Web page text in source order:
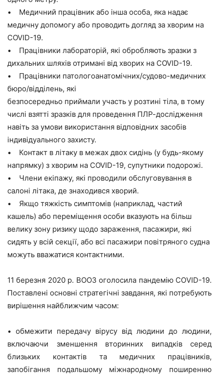
• Медичний працівник або інша особа, яка надає
медичну допомогу або проводить догляд за хворим на
COVID-19.
• Працівники лабораторій, які обробляють зразки з
дихальних шляхів отримані від хворих на COVID-19.
• Працівники патологоанатомічних/судово-медичних
бюро/відділень, які
безпосередньо приймали участь у розтині тіла, в тому
числі взятті зразків для проведення ПЛР-дослідження
навіть за умови використання відповідних засобів
індивідуального захисту.
• Контакт в літаку в межах двох сидінь (у будь-якому
напрямку) з хворим на COVID-19, супутники подорожі.
• Члени екіпажу, які проводили обслуговування в
салоні літака, де знаходився хворий.
• Якщо тяжкість симптомів (наприклад, частий
кашель) або переміщення особи вказують на більш
велику зону ризику щодо зараження, пасажири, які
сидять у всій секції, або всі пасажири повітряного судна
можуть вважатися контактними.
11 березня 2020 р. ВООЗ оголосила пандемію COVID-19.
Поставлені основні стратегічні завдання, які потребують
вирішення найближчим часом:
• обмежити передачу вірусу від людини до людини,
включаючи зменшення вторинних випадків серед
близьких контактів та медичних працівників,
запобігання подальшому міжнародному поширенню